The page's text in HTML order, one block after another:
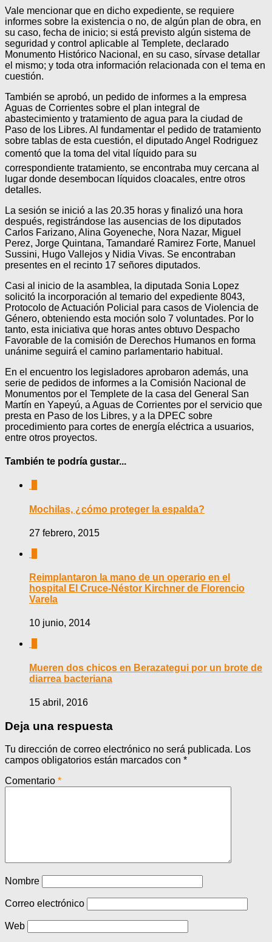
Vale mencionar que en dicho expediente, se requiere
informes sobre la existencia o no, de algún plan de obra, en
su caso, fecha de inicio; si está previsto algún sistema de
seguridad y control aplicable al Templete, declarado
Monumento Histórico Nacional, en su caso, sírvase detallar
el mismo; y toda otra información relacionada con el tema en
cuestión.
También se aprobó, un pedido de informes a la empresa
Aguas de Corrientes sobre el plan integral de
abastecimiento y tratamiento de agua para la ciudad de
Paso de los Libres. Al fundamentar el pedido de tratamiento
sobre tablas de esta cuestión, el diputado Angel Rodriguez
comentó que la toma del vital líquido para su
correspondiente tratamiento, se encontraba muy cercana al
lugar donde desembocan líquidos cloacales, entre otros
detalles.
La sesión se inició a las 20.35 horas y finalizó una hora
después, registrándose las ausencias de los diputados
Carlos Farizano, Alina Goyeneche, Nora Nazar, Miguel
Perez, Jorge Quintana, Tamandaré Ramirez Forte, Manuel
Sussini, Hugo Vallejos y Nidia Vivas. Se encontraban
presentes en el recinto 17 señores diputados.
Casi al inicio de la asamblea, la diputada Sonia Lopez
solicitó la incorporación al temario del expediente 8043,
Protocolo de Actuación Policial para casos de Violencia de
Género, obteniendo esta moción solo 7 voluntades. Por lo
tanto, esta iniciativa que horas antes obtuvo Despacho
Favorable de la comisión de Derechos Humanos en forma
unánime seguirá el camino parlamentario habitual.
En el encuentro los legisladores aprobaron además, una
serie de pedidos de informes a la Comisión Nacional de
Monumentos por el Templete de la casa del General San
Martín en Yapeyú, a Aguas de Corrientes por el servicio que
presta en Paso de los Libres, y a la DPEC sobre
procedimiento para cortes de energía eléctrica a usuarios,
entre otros proyectos.
También te podría gustar...
Mochilas, ¿cómo proteger la espalda?
27 febrero, 2015
Reimplantaron la mano de un operario en el
hospital El Cruce-Néstor Kirchner de Florencio
Varela
10 junio, 2014
Mueren dos chicos en Berazategui por un brote de
diarrea bacteriana
15 abril, 2016
Deja una respuesta
Tu dirección de correo electrónico no será publicada. Los
campos obligatorios están marcados con *
Comentario *
Nombre
Correo electrónico
Web